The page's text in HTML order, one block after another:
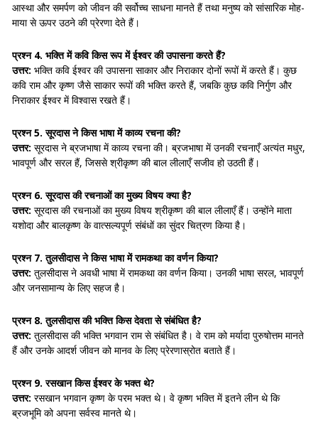
आस्था और समर्पण को जीवन की सर्वोच्च साधना मानते हैं तथा मनुष्य को सांसारिक मोह-
माया से ऊपर उठने की प्रेरणा देते हैं।
प्रश्न 4. भक्ति में कवि किस रूप में ईश्वर की उपासना करते हैं?
उत्तर: भक्ति कवि ईश्वर की उपासना साकार और निराकार दोनों रूपों में करते हैं। कुछ
कवि राम और कृष्ण जैसे साकार रूपों की भक्ति करते हैं, जबकि कुछ कवि निर्गुण और
निराकार ईश्वर में विश्वास रखते हैं।
प्रश्न 5. सूरदास ने किस भाषा में काव्य रचना की?
उत्तर: सूरदास ने ब्रजभाषा में काव्य रचना की। ब्रजभाषा में उनकी रचनाएँ अत्यंत मधुर,
भावपूर्ण और सरल हैं, जिससे श्रीकृष्ण की बाल लीलाएँ सजीव हो उठती हैं।
प्रश्न 6. सूरदास की रचनाओं का मुख्य विषय क्या है?
उत्तर: सूरदास की रचनाओं का मुख्य विषय श्रीकृष्ण की बाल लीलाएँ हैं। उन्होंने माता
यशोदा और बालकृष्ण के वात्सल्यपूर्ण संबंधों का सुंदर चित्रण किया है।
प्रश्न 7. तुलसीदास ने किस भाषा में रामकथा का वर्णन किया?
उत्तर: तुलसीदास ने अवधी भाषा में रामकथा का वर्णन किया। उनकी भाषा सरल, भावपूर्ण
और जनसामान्य के लिए सहज है।
प्रश्न 8. तुलसीदास की भक्ति किस देवता से संबंधित है?
उत्तर: तुलसीदास की भक्ति भगवान राम से संबंधित है। वे राम को मर्यादा पुरुषोत्तम मानते
हैं और उनके आदर्श जीवन को मानव के लिए प्रेरणास्रोत बताते हैं।
प्रश्न 9. रसखान किस ईश्वर के भक्त थे?
उत्तर: रसखान भगवान कृष्ण के परम भक्त थे। वे कृष्ण भक्ति में इतने लीन थे कि
ब्रजभूमि को अपना सर्वस्व मानते थे।